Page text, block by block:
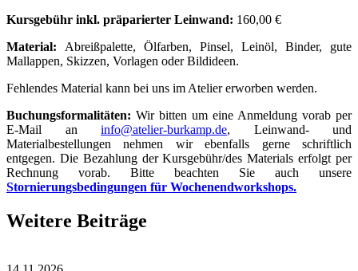
Kursgebühr inkl. präparierter Leinwand: 160,00 €
Material: Abreißpalette, Ölfarben, Pinsel, Leinöl, Binder, gute
Mallappen, Skizzen, Vorlagen oder Bildideen.
Fehlendes Material kann bei uns im Atelier erworben werden.
Buchungsformalitäten: Wir bitten um eine Anmeldung vorab per
E-Mail an info@atelier-burkamp.de, Leinwand- und
Materialbestellungen nehmen wir ebenfalls gerne schriftlich
entgegen. Die Bezahlung der Kursgebühr/des Materials erfolgt per
Rechnung vorab. Bitte beachten Sie auch unsere
Stornierungsbedingungen für Wochenendworkshops.
Weitere Beiträge